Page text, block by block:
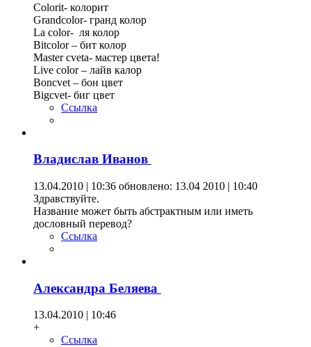
Colorit- колорит
Grandcolor- гранд колор
Lа color- ля колор
Bitcolor – бит колор
Master cveta- мастер цвета!
Live color – лайв калор
Boncvet – бон цвет
Bigcvet- биг цвет
Ссылка
Владислав Иванов
13.04.2010 | 10:36 обновлено: 13.04 2010 | 10:40
Здравствуйте.
Название может быть абстрактным или иметь
дословный перевод?
Ссылка
Александра Беляева
13.04.2010 | 10:46
+
Ссылка